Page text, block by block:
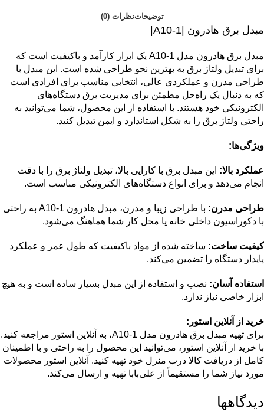
توضیحاتنظرات (0)
مبدل برق هادرون |A10-1|
مبدل برق هادرون مدل A10-1 یک ابزار کارآمد و باکیفیت است که
برای تبدیل ولتاژ برق به بهترین نحو طراحی شده است. این مبدل با
طراحی مدرن و عملکردی عالی، انتخابی مناسب برای افرادی است
که به دنبال یک راه‌حل مطمئن برای مدیریت برق دستگاه‌های
الکترونیکی خود هستند. با استفاده از این محصول، شما می‌توانید به
راحتی ولتاژ برق را به شکل استاندارد و ایمن تبدیل کنید.
ویژگی‌ها:
عملکرد بالا: این مبدل برق با کارایی بالا، تبدیل ولتاژ برق را با دقت
انجام می‌دهد و برای انواع دستگاه‌های الکترونیکی مناسب است.
طراحی مدرن:
با طراحی زیبا و مدرن، مبدل هادرون A10-1 به راحتی
با دکوراسیون داخلی خانه یا محل کار شما هماهنگ می‌شود.
کیفیت ساخت: ساخته شده از مواد باکیفیت که طول عمر و عملکرد
پایدار دستگاه را تضمین می‌کند.
استفاده آسان: نصب و استفاده از این مبدل بسیار ساده است و به هیچ
ابزار خاصی نیاز ندارد.
خرید از آنلاین استور:
برای تهیه مبدل برق هادرون مدل A10-1، به آنلاین استور مراجعه کنید.
با خرید از آنلاین استور، می‌توانید این محصول را به راحتی و با اطمینان
کامل از دریافت کالا درب منزل خود تهیه کنید. آنلاین استور محصولات
مورد نیاز شما را مستقیماً از علی‌بابا تهیه و ارسال می‌کند.
دیدگاهها